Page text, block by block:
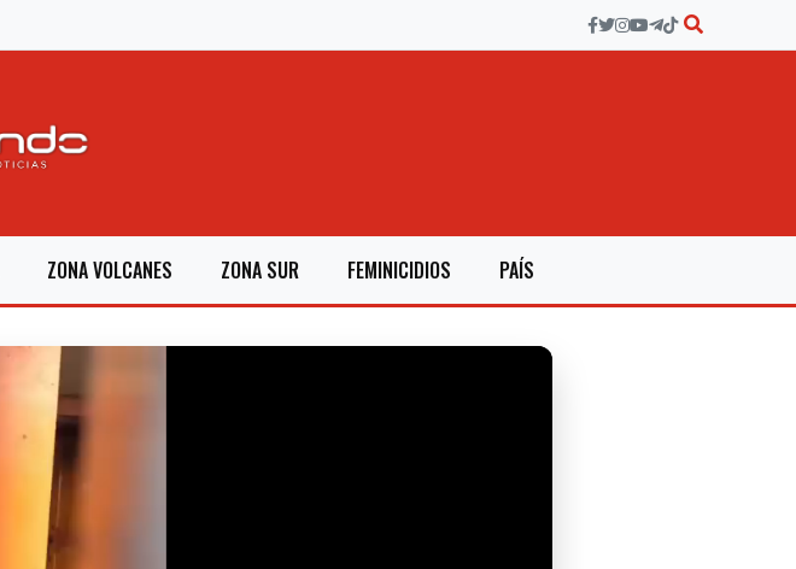
ZONA VOLCANES ZONA SUR FEMINICIDIOS PAÍS